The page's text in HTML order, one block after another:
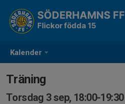
Kalender
SÖDERHAMNS FF
Flickor födda 15
Träning
Torsdag 3 sep, 18:00-19:30